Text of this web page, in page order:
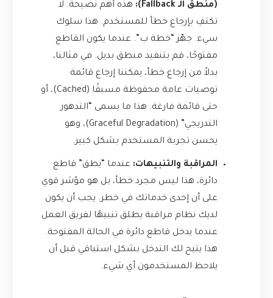
(منطق الـ Fallback):
هذه أهم نصيحة. لا
تكتفِ بإرجاع خطأ للمستخدم. هذا سلوك
سيء. جهّز “خطة ب”. عندما يكون القاطع
مفتوحًا، قم بتنفيذ منطق بديل. في مثالنا،
بدلاً من إرجاع خطأ، يمكننا إرجاع قائمة
توصيات عامة محفوظة مسبقًا (Cached)، أو
حتى قائمة فارغة. هذا ما يسمى “التدهور
التدريجي” (Graceful Degradation)، وهو
يحسن تجربة المستخدم بشكل كبير.
المراقبة والتنبيهات: عندما “يطق” قاطع
دائرة، هذا ليس مجرد خطأ، بل هو مؤشر قوي
على أن إحدى خدماتك في خطر. يجب أن يكون
لديك نظام مراقبة يطلق تنبيهًا لفريق العمل
عندما يدخل قاطع دائرة في الحالة المفتوحة.
هذا يتيح لك التدخل بشكل استباقي قبل أن
يلاحظ المستخدمون أي شيء.